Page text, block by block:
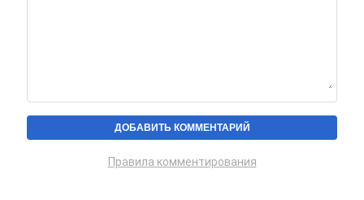
Правила комментирования